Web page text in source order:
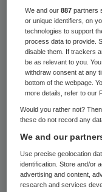
lopen sterk
Epidemioloog
maandag op
van het
cijfers’, aldus
De afgelopen
patiënten
1.614 in een
We and our887 partners
or unique identifiers, on
technologies to support
process data to provide.
disable them. If trackers
be as relevant to you.
withdraw consent at any
bottom of the webpage.
more details, refer to our
Would you rather not?
these do not record any
We and our
Use precise geolocation
identification. Store and/or
advertising and content,
research and services